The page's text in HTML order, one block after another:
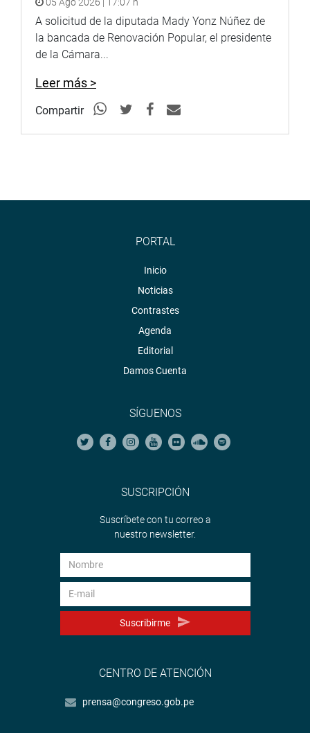
A solicitud de la diputada Mady Yonz Núñez de
la bancada de Renovación Popular, el presidente
de la Cámara...
Leer más >
Compartir
PORTAL
Inicio
Noticias
Contrastes
Agenda
Editorial
Damos Cuenta
SÍGUENOS
SUSCRIPCIÓN
Suscríbete con tu correo a
nuestro newsletter.
Suscribirme
CENTRO DE ATENCIÓN
prensa@congreso.gob.pe